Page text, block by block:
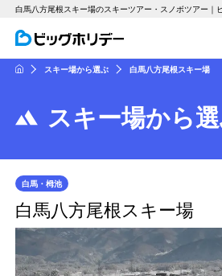
白馬八方尾根スキー場のスキーツアー・スノボツアー｜
HOMEスキー場から選ぶ 白馬八方尾根スキー場
スキー場から
白馬・栂池
白馬八方尾根スキー場